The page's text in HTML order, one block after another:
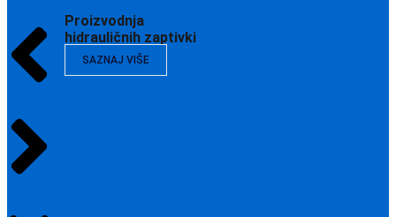
Proizvodnja
hidrauličnih zaptivki
SAZNAJ VIŠE